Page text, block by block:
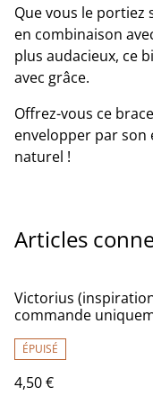
Que vous le
en combinaison
plus audacieux, ce
avec grâce.
Offrez-vous ce
envelopper par son
naturel !
Articles
Victorius
commande
ÉPUISÉ
4,50 €